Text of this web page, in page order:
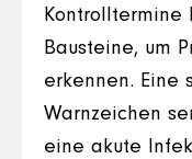
Kontrolltermine
Bausteine, um
erkennen. Eine
Warnzeichen
eine akute